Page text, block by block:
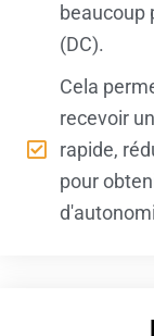
beaucoup
(DC).
Cela
recevoir
rapide,
pour